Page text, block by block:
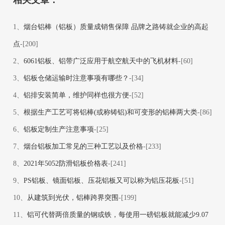
1、 烟台铝棒（铝板）质量成销售保障 品牌之路铸就企业的高起
点-[200]
2、 6061铝板、铝带广泛应用于航空航天中的飞机材料-[60]
3、 铝板仓储运输时注意事项有哪些？ -[34]
4、 铝排安装简单，维护同样也很方便-[52]
5、 根据生产工艺可将铝棒(或称铸铝)和可变形的铝棒两大类-[86]
6、 铝板定制生产注意事项-[25]
7、 烟台铝板加工常见的三种工艺以及价格-[233]
8、 2021年5052防滑铝板价格表-[241]
9、 PS铝板、镜面铝板、压花铝板又可以称为铝压花板-[51]
10、 从建筑到光伏，铝棒跨界突围-[199]
11、 铝可代替两倍质量的钢或铁，每使用一磅铝板就能减少9.07